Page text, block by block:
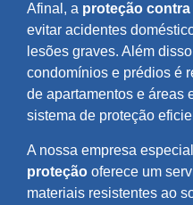
Afinal, a proteção
evitar acidentes
lesões graves. Além
condomínios e prédios é
de apartamentos e áreas
sistema de proteção
A nossa empresa
proteção oferece um
materiais resistentes ao